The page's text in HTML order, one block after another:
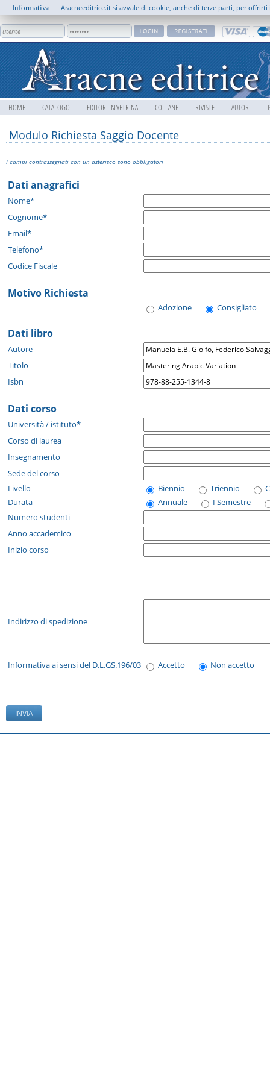
HOME CATALOGO EDITORI IN VETRINA COLLANE RIVISTE AUTORI
Modulo Richiesta Saggio Docente
I campi contrassegnati con un asterisco sono obbligatori
Dati anagrafici
Nome*
Cognome*
Email*
Telefono*
Codice Fiscale
Motivo Richiesta
Adozione Consigliato
Dati libro
Autore
Titolo
Isbn
Dati corso
Università / istituto*
Corso di laurea
Insegnamento
Sede del corso
Livello
Biennio Triennio
Durata
Annuale
I Semestre
Numero studenti
Anno accademico
Inizio corso
Indirizzo di spedizione
Informativa ai sensi del D.L.GS.196/03 Accetto Non accetto
Informativa Aracneeditrice.it si avvale di cookie, anche di terze parti, per